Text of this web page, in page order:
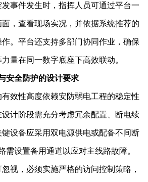
事件发生时，指挥人员可通过平台一
，查看现场实况，并依据系统推荐的
。平台还支持多部门协同作业，确保
量在同一数字底座下高效联动。
全防护的设计要求
性高度依赖安防弱电工程的稳定性
计阶段需充分考虑冗余配置、断电续
设备应采用双电源供电或配备不间断
需设置备用通道以应对主线路故障。
视，必须实施严格的访问控制策略，